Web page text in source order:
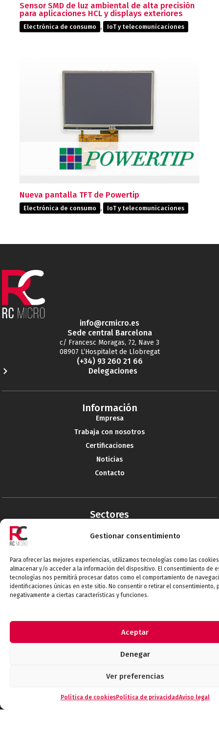
Gestionar consentimiento
Para ofrecer las mejores experiencias, utilizamos tecnologías como las
almacenar y/o acceder a la información del dispositivo. El consentimiento de
tecnologías nos permitirá procesar datos como el comportamiento de
identificaciones únicas en este sitio. No consentir o retirar el consentimiento,
negativamente a ciertas características y funciones.
Aceptar
Denegar
Ver preferencias
Política de cookiesPolítica de privacidadAviso legal
Sensor SMD de luz ambiental de alta precisión
para aplicaciones HCL y displays exteriores
Electrónica de consumo , IoT y telecomunicaciones
Nueva pantalla TFT de Powertip
Electrónica de consumo , IoT y telecomunicaciones
info@rcmicro.es
Sede central Barcelona
c/ Francesc Moragas, 72, Nave 3
08907 L’Hospitalet de Llobregat
(+34) 93 260 21 66
Delegaciones
Información
Empresa
Trabaja con nosotros
Certificaciones
Noticias
Contacto
Sectores
Automoción
Electrónica de consumo
Defensa/Aeroespacial
loT
Baterias
Conexionado
Pasivos